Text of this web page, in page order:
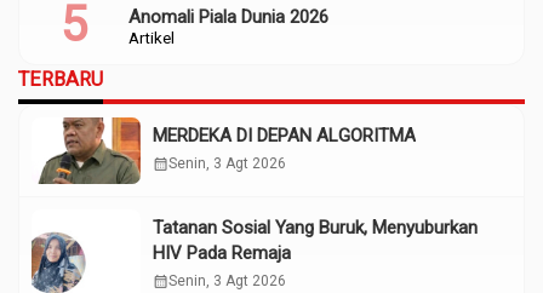
Artikel
Anomali Piala Dunia 2026
TERBARU
MERDEKA DI DEPAN ALGORITMA
calendar_monthSenin, 3 Agt 2026
Tatanan Sosial Yang Buruk, Menyuburkan
HIV Pada Remaja
calendar_monthSenin, 3 Agt 2026